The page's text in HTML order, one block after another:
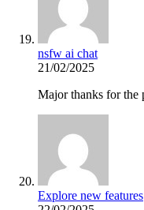
nsfw ai chat
21/02/2025
Major thanks for the
Explore new features